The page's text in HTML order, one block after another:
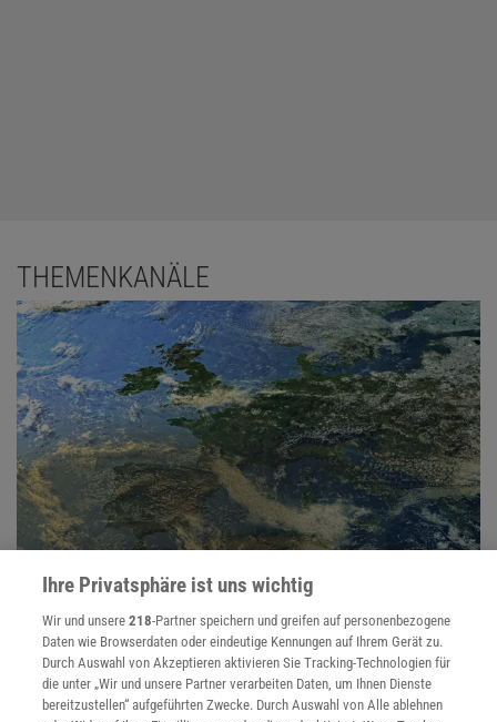
THEMENKANÄLE
Europa
Entdecken Sie die faszinierende Geschichte Europas und die
Herausforderungen, die den Kontinent heute prägen
Ihre Privatsphäre ist uns wichtig
Wir und unsere218-Partner speichern und greifen auf personenbezogene
Daten wie Browserdaten oder eindeutige Kennungen auf Ihrem Gerät zu.
Durch Auswahl von Akzeptieren aktivieren Sie Tracking-Technologien für
die unter „Wir und unsere Partner verarbeiten Daten, um Ihnen Dienste
bereitzustellen“ aufgeführten Zwecke. Durch Auswahl von Alle ablehnen